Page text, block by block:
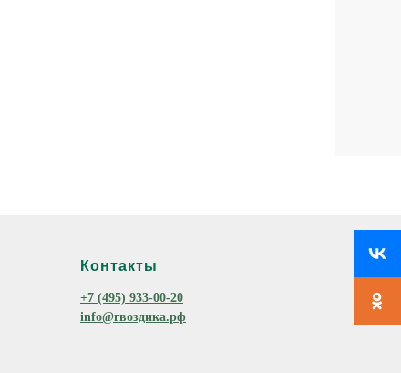
Контакты
+7 (495) 933-00-20
info@гвоздика.рф